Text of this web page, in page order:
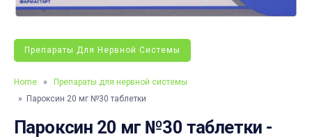
Препараты Для Нервной Системы
Home »
Препараты для нервной системы
» Пароксин 20 мг №30 таблетки
Пароксин 20 мг №30 таблетки -